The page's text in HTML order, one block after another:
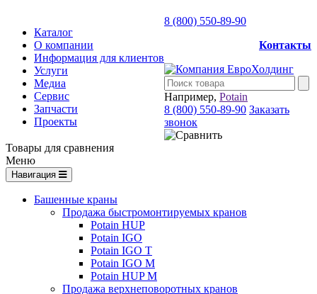
Каталог
О компании
Информация для клиентов
Услуги
Медиа
Сервис
Запчасти
Проекты
8 (800) 550-89-90
Контакты
Например, Potain
8 (800) 550-89-90 Заказать
звонок
Товары для сравнения
Меню
Навигация
Башенные краны
Продажа быстромонтируемых кранов
Potain HUP
Potain IGO
Potain IGO T
Potain IGO M
Potain HUP M
Продажа верхнеповоротных кранов